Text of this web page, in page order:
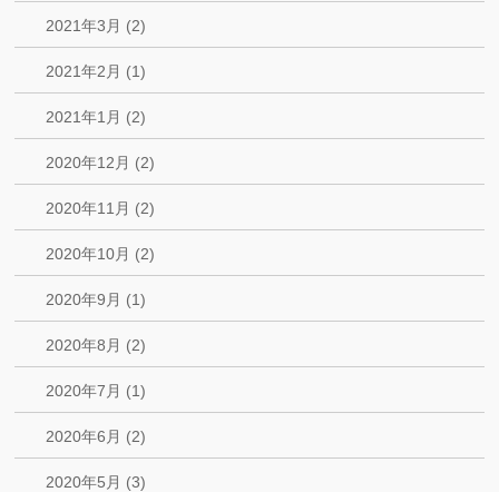
2021年3月 (2)
2021年2月 (1)
2021年1月 (2)
2020年12月 (2)
2020年11月 (2)
2020年10月 (2)
2020年9月 (1)
2020年8月 (2)
2020年7月 (1)
2020年6月 (2)
2020年5月 (3)